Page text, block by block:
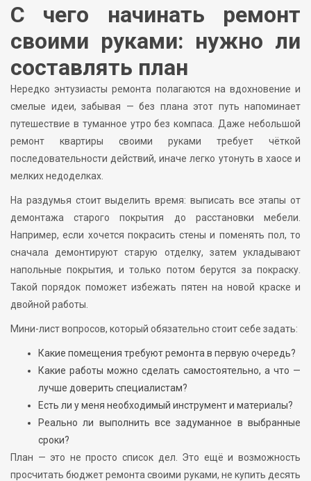
С чего начинать ремонт
своими руками: нужно ли
составлять план
Нередко энтузиасты ремонта полагаются на вдохновение и
смелые идеи, забывая — без плана этот путь напоминает
путешествие в туманное утро без компаса. Даже небольшой
ремонт квартиры своими руками требует чёткой
последовательности действий, иначе легко утонуть в хаосе и
мелких недоделках.
На раздумья стоит выделить время: выписать все этапы от
демонтажа старого покрытия до расстановки мебели.
Например, если хочется покрасить стены и поменять пол, то
сначала демонтируют старую отделку, затем укладывают
напольные покрытия, и только потом берутся за покраску.
Такой порядок поможет избежать пятен на новой краске и
двойной работы.
Мини-лист вопросов, который обязательно стоит себе задать:
Какие помещения требуют ремонта в первую очередь?
Какие работы можно сделать самостоятельно, а что —
лучше доверить специалистам?
Есть ли у меня необходимый инструмент и материалы?
Реально ли выполнить все задуманное в выбранные
сроки?
План — это не просто список дел. Это ещё и возможность
просчитать бюджет ремонта своими руками, не купить десять